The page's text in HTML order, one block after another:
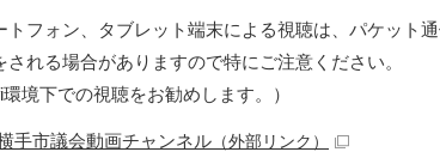
トフォン、タブレット端末による視聴は、パケット
される場合がありますので特にご注意ください。
環境下での視聴をお勧めします。）
手市議会動画チャンネル （外部リンク）